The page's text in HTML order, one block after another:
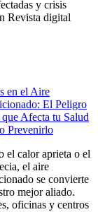
y crisis
Revista digital
en el Aire
El Peligro
Afecta tu Salud
Prevenirlo
el calor aprieta o el
el aire
se convierte
mejor aliado.
oficinas y centros